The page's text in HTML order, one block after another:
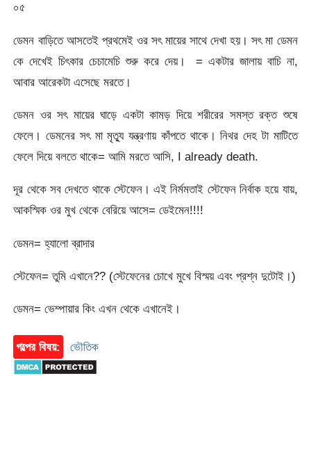
০৫
ডেমন বাড়িতে আসতেই প্রথমেই ওর সৎ মায়ের সাথে দেখা হয়। সৎ মা ডেমন
কে দেখেই চিৎকার চেচামেচি শুরু করে দেয়। = একটার জালায় বাচি না,
আবার আরেকটা এসেছে মরতে।
ডেমন ওর সৎ মায়ের ঘাড়ে একটা কামড় দিয়ে শরীরের সমস্ত রক্ত শুষে
ফেলে। ডেমনের সৎ মা মৃত্যু যন্ত্রণায় কাঁপতে থাকে। নিথর দেহ টা মাটিতে
ফেলে দিয়ে বলতে থাকে= আমি মরতে আসি, I already death.
দূর থেকে সব দেখতে থাকে স্টেফেন। এই নির্মমতাই স্টেফেন নির্বাক হয়ে যায়,
আকস্মিক ওর মুখ থেকে বেরিয়ে আসে= ডেইমেন!!!!
ডেমন= হ্যালো ব্রাদার
স্টেফেন= তুমি এখানে?? (স্টেফেনের চোখে মুখে বিস্ময় এবং প্রশ্ন দুটোই।)
ডেমন= ভেম্পায়ার কিং এখন থেকে এখানেই।
গল্পের বিষয়: ভৌতিক